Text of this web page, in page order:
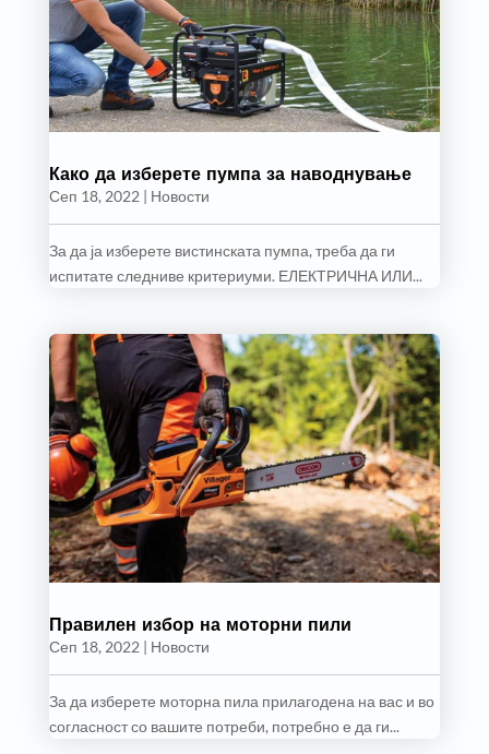
Како да изберете пумпа за наводнување
Сеп 18, 2022 | Новости
За да ја изберете вистинската пумпа, треба да ги
испитате следниве критериуми. ЕЛЕКТРИЧНА ИЛИ...
Правилен избор на моторни пили
Сеп 18, 2022| Новости
За да изберете моторна пила прилагодена на вас и во
согласност со вашите потреби, потребно е да ги...